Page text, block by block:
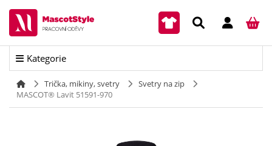
Kategorie
Trička, mikiny, svetry
Svetry na zip
MASCOT® Lavit 51591-970